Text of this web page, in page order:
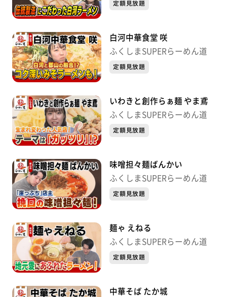
定額見放題
白河中華食堂 咲
ふくしまSUPERらーめん道
定額見放題
いわきと創作らぁ麺 やま鳶
ふくしまSUPERらーめん道
定額見放題
味噌担々麺ばんかい
ふくしまSUPERらーめん道
定額見放題
麺ゃ えねる
ふくしまSUPERらーめん道
定額見放題
中華そば たか城